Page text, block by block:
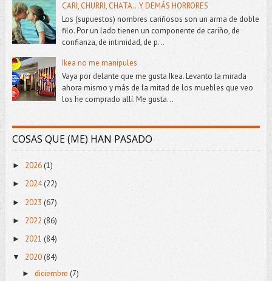
CARI, CHURRI, CHATA...Y DEMÁS HORRORES
Los (supuestos) nombres cariñosos son un arma de doble
filo. Por un lado tienen un componente de cariño, de
confianza, de intimidad, de p...
Ikea no me manipules
Vaya por delante que me gusta Ikea. Levanto la mirada
ahora mismo y más de la mitad de los muebles que veo
los he comprado allí. Me gusta...
COSAS QUE (ME) HAN PASADO
► 2026(1)
► 2024(22)
► 2023 (67)
► 2022 (86)
► 2021 (84)
▼ 2020 (84)
► diciembre (7)